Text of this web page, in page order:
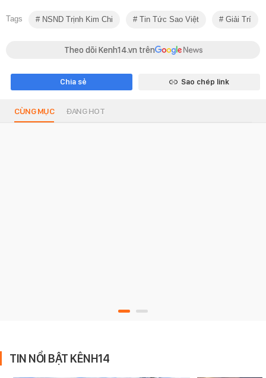
Tags NSND Trịnh Kim Chi Tin Tức Sao Việt Giải Trí
Theo dõi Kenh14.vn trên
Chia sẻ Sao chép link
CÙNG MỤC ĐANG HOT
TIN NỔI BẬT KÊNH14